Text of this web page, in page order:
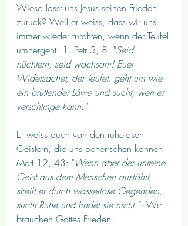
Wieso lässt uns Jesus seinen Frieden
zurück? Weil er weiss, dass wir uns
immer wieder fürchten, wenn der Teufel
umhergeht. 1. Petr 5, 8: "Seid
nüchtern, seid wachsam! Euer
Widersacher, der Teufel, geht um wie
ein brüllender Löwe und sucht, wen er
verschlinge kann."
Er weiss auch von den ruhelosen
Geistern, die uns beherrschen können.
Matt 12, 43: "Wenn aber der unreine
Geist aus dem Menschen ausfährt,
streift er durch wasserlose Gegenden,
sucht Ruhe und findet sie nicht." - Wir
brauchen Gottes Frieden.